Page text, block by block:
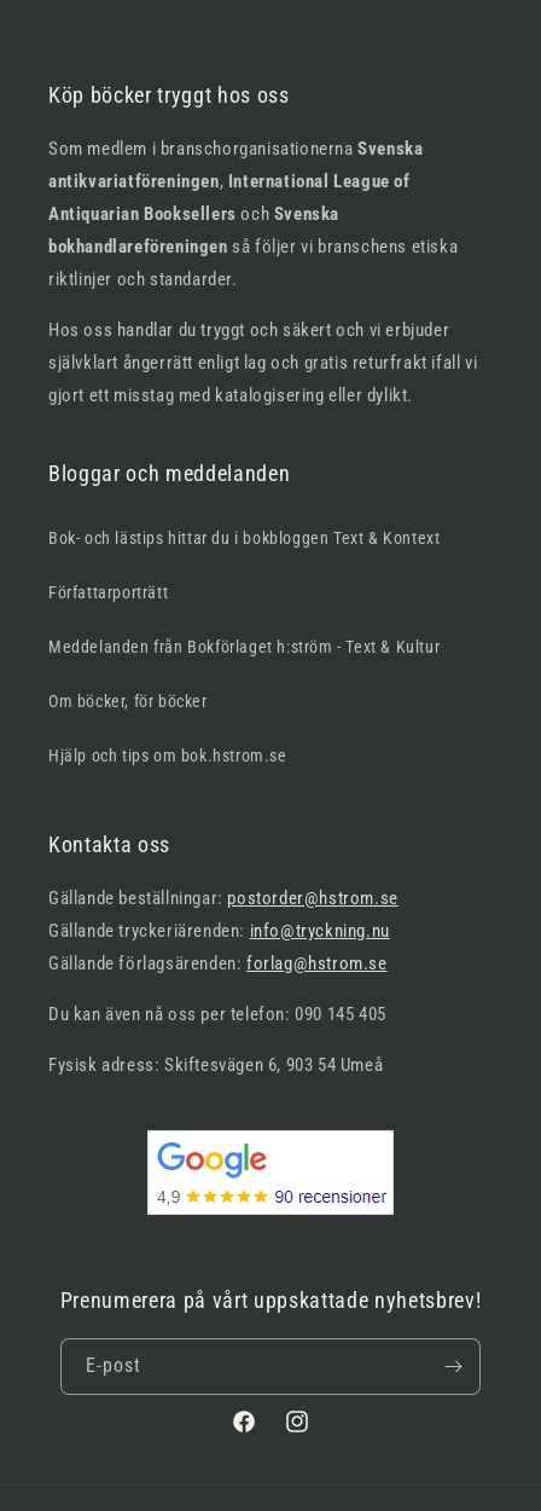
Köp böcker tryggt hos oss
Som medlem i branschorganisationernaSvenska
antikvariatföreningen, International League of
Antiquarian Booksellersoch Svenska
bokhandlareföreningen så följer vi branschens etiska
riktlinjer och standarder.
Hos oss handlar du tryggt och säkert och vi erbjuder
självklart ångerrätt enligt lag och gratis returfrakt ifall vi
gjort ett misstag med katalogisering eller dylikt.
Bloggar och meddelanden
Bok- och lästips hittar du i bokbloggen Text & Kontext
Författarporträtt
Meddelanden från Bokförlaget h:ström - Text & Kultur
Om böcker, för böcker
Hjälp och tips om bok.hstrom.se
Kontakta oss
Gällande beställningar: postorder@hstrom.se
Gällande tryckeriärenden: info@tryckning.nu
Gällande förlagsärenden:forlag@hstrom.se
Du kan även nå oss per telefon: 090 145 405
Fysisk adress: Skiftesvägen 6, 903 54 Umeå
Prenumerera på vårt uppskattade nyhetsbrev!
E-post
FacebookInstagram